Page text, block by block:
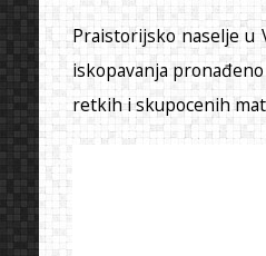
Praistorijsko naselje u
iskopavanja
retkih i skupocenih